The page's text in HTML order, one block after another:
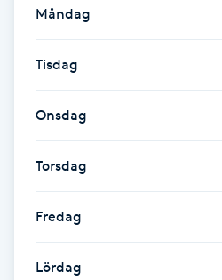
Hatha Yoga
Headspa
Healing
Herrklippning
HIFU
Hollywood Peel
Måndag
Tisdag
Onsdag
Torsdag
Fredag
Lördag